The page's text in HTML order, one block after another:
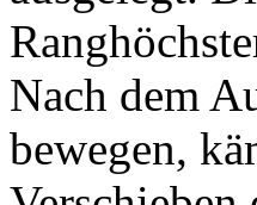
Nach dem
bewegen,